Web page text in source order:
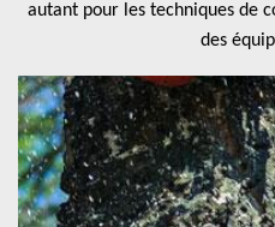
autant pour les techniques de
des